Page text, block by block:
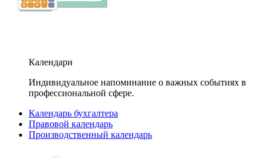
Календари
Индивидуальное напоминание о важных событиях в
профессиональной сфере.
Календарь бухгалтера
Правовой календарь
Производственный календарь